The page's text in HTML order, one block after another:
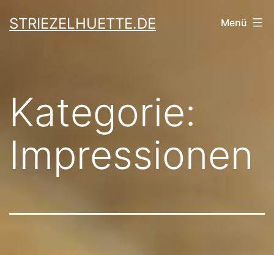
Inhalt
STRIEZELHUETTE.DE Menü
Kategorie:
Impressionen